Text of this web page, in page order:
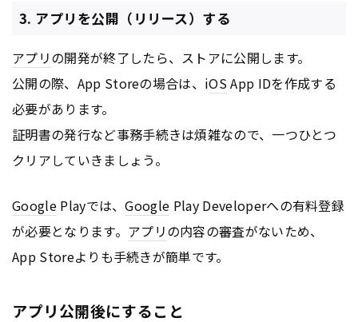
3. アプリを公開（リリース）する
アプリの開発が終了したら、ストアに公開します。
公開の際、App Storeの場合は、iOSApp IDを作成する
必要があります。
証明書の発行など事務手続きは煩雑なので、一つひとつ
クリアしていきましょう。
GooglePlayでは、Google Play Developerへの有料登録
が必要となります。 アプリの内容の審査がないため、
App Storeよりも手続きが簡単です。
アプリ公開後にすること